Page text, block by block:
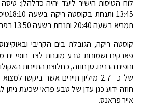
תמריא בשעה 20:40 ותנחת בשעה 13:50 בפריז
קוסטה ריקה, הגובלת בים הקריבי
פארקים ושמורות טבע מוגנות לצד חופי ים
של כ- 2.7 מיליון תיירים אשר ביקשו
חוזה ידוע כגן עדן של טבע פראי שכעת ניתן
אייר פראנס.